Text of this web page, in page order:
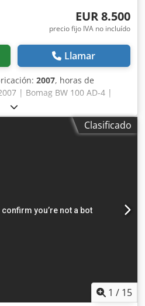
EUR 8.500
precio fijo IVA no incluído
Llamar
2007, horas de
| Bomag BW 100 AD-4 |
horas 📍 Ubicación: Francia
destino: ¡Utilice nuestra
los costes de transporte!
ahora por 8500 EUR o
entrega disponible por una
máquina está en buen
reemplazado, por lo que las
en la obra ✔ Garantía
Clasificado
1 / 15